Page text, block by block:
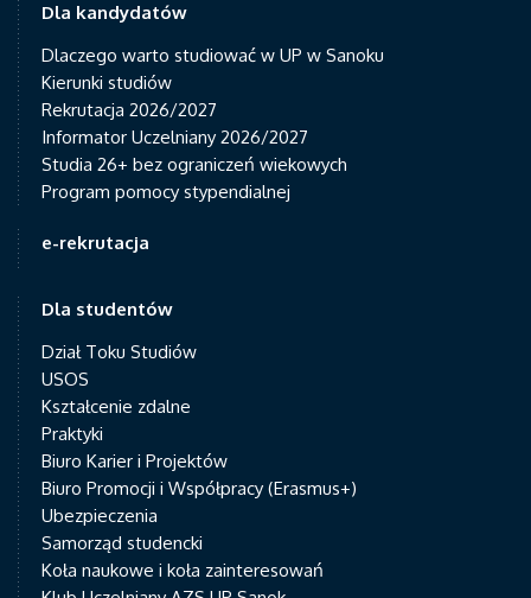
Dla kandydatów
Dlaczego warto studiować w UP w Sanoku
Kierunki studiów
Rekrutacja 2026/2027
Informator Uczelniany 2026/2027
Studia 26+ bez ograniczeń wiekowych
Program pomocy stypendialnej
e-rekrutacja
Dla studentów
Dział Toku Studiów
USOS
Kształcenie zdalne
Praktyki
Biuro Karier i Projektów
Biuro Promocji i Współpracy (Erasmus+)
Ubezpieczenia
Samorząd studencki
Koła naukowe i koła zainteresowań